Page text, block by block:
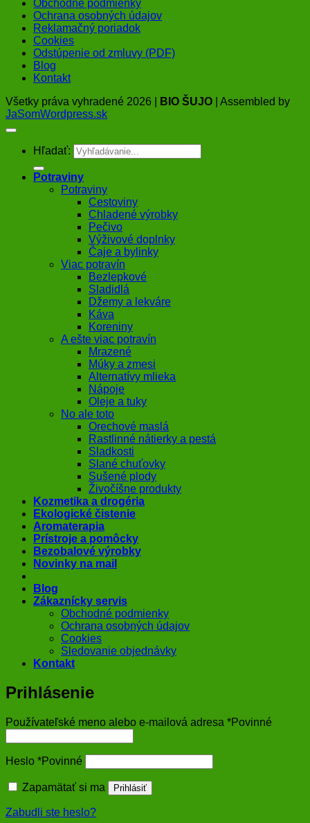
Obchodné podmienky
Ochrana osobných údajov
Reklamačný poriadok
Cookies
Odstúpenie od zmluvy (PDF)
Blog
Kontakt
Všetky práva vyhradené 2026 |
BIO ŠUJO | Assembled by
JaSomWordpress.sk
Hľadať:
Potraviny
Potraviny
Cestoviny
Chladené výrobky
Pečivo
Výživové doplnky
Čaje a bylinky
Viac potravín
Bezlepkové
Sladidlá
Džemy a lekváre
Káva
Koreniny
A ešte viac potravín
Mrazené
Múky a zmesi
Alternatívy mlieka
Nápoje
Oleje a tuky
No ale toto
Orechové maslá
Rastlinné nátierky a pestá
Sladkosti
Slané chuťovky
Sušené plody
Živočíšne produkty
Kozmetika a drogéria
Ekologické čistenie
Aromaterapia
Prístroje a pomôcky
Bezobalové výrobky
Novinky na mail
Blog
Zákaznícky servis
Obchodné podmienky
Ochrana osobných údajov
Cookies
Sledovanie objednávky
Kontakt
Prihlásenie
Používateľské meno alebo e-mailová adresa *Povinné
Heslo *Povinné
Zapamätať si ma Prihlásiť
Zabudli ste heslo?